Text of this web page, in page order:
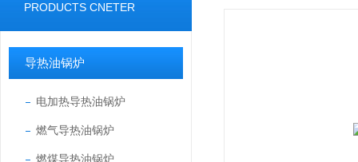
PRODUCTS CNETER
导热油锅炉
电加热导热油锅炉
燃气导热油锅炉
燃煤导热油锅炉